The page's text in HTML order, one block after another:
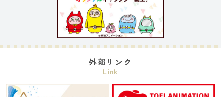
外部リンク
Link